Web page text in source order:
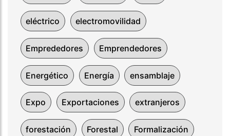
eléctrico electromovilidad
Emprededores Emprendedores
Energético Energía ensamblaje
Expo Exportaciones extranjeros
forestación Forestal Formalización